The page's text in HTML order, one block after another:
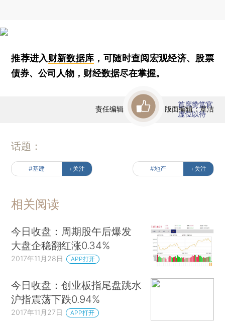
推荐进入财新数据库 ，可随时查阅宏观经济、股票
债券、公司人物，财经数据尽在掌握。
责任编辑：今日收盘 | 版面编辑：覃洁
首席赞赏官
虚位以待
话题：
#基建 +关注 #地产 +关注
相关阅读
今日收盘：周期股午后爆发
大盘企稳翻红涨0.34%
2017年11月28日 APP打开
今日收盘：创业板指尾盘跳水
沪指震荡下跌0.94%
2017年11月27日 APP打开